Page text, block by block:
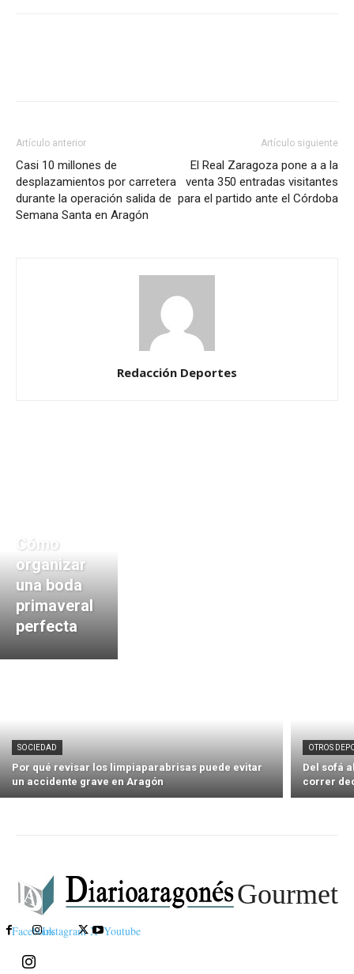
Artículo anterior
Casi 10 millones de
desplazamientos por carretera
durante la operación salida de
Semana Santa en Aragón
Artículo siguiente
El Real Zaragoza pone a a la
venta 350 entradas visitantes
para el partido ante el Córdoba
Redacción Deportes
Cómo
organizar
una boda
primaveral
perfecta
SOCIEDAD
Por qué revisar los limpiaparabrisas puede evitar
un accidente grave en Aragón
OTROS
Del sofá
correr
Gourmet
FacebookInstagram X Youtube